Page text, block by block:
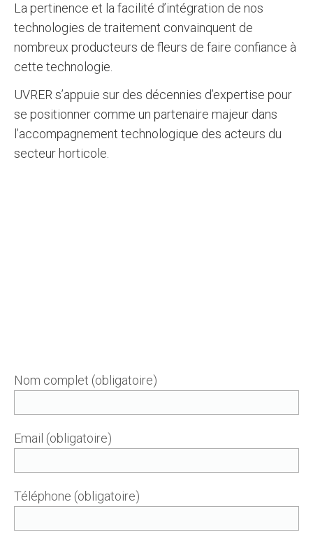
La pertinence et la facilité d’intégration de nos
technologies de traitement convainquent de
nombreux producteurs de fleurs de faire confiance à
cette technologie.
UVRER s’appuie sur des décennies d’expertise pour
se positionner comme un partenaire majeur dans
l’accompagnement technologique des acteurs du
secteur horticole.
Nom complet (obligatoire)
Email (obligatoire)
Téléphone (obligatoire)